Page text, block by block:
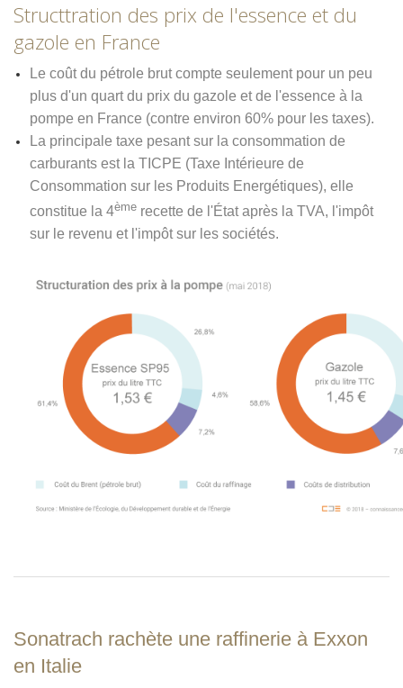
Structtration des prix de l'essence et du
gazole en France
Le coût du pétrole brut compte seulement pour un peu
plus d'un quart du prix du gazole et de l'essence à la
pompe en France (contre environ 60% pour les taxes).
La principale taxe pesant sur la consommation de
carburants est la TICPE (Taxe Intérieure de
Consommation sur les Produits Energétiques), elle
constitue la 4èmerecette de l'État après la TVA, l'impôt
sur le revenu et l'impôt sur les sociétés.
Sonatrach rachète une raffinerie à Exxon
en Italie